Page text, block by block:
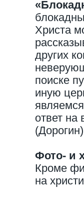
Христа
других
поиске
иную
ответ на
Фото- и
Кроме
на